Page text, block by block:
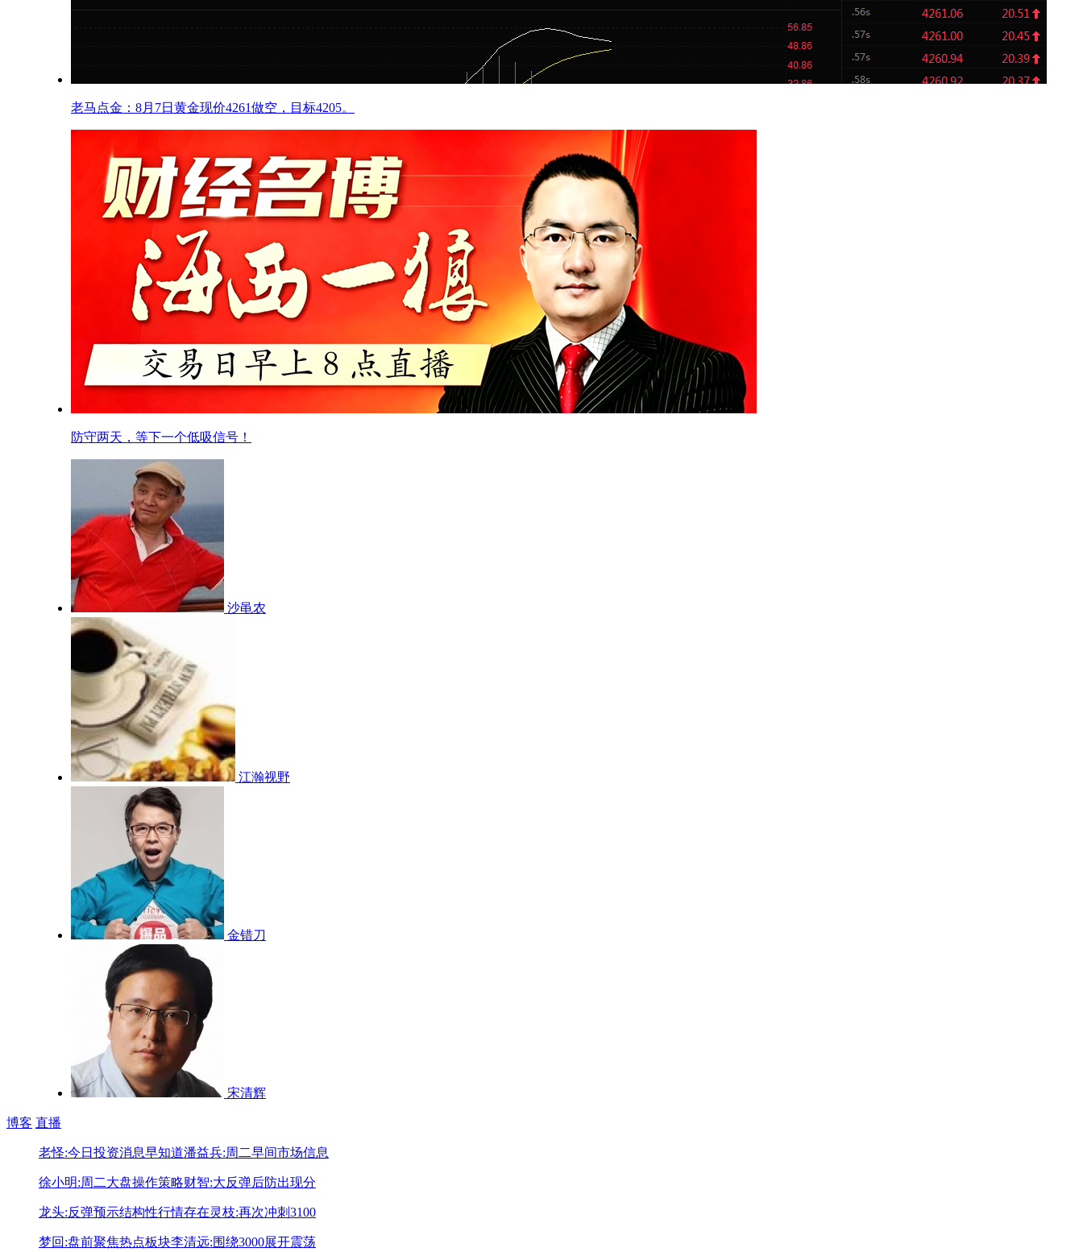
老马点金：8月7日黄金现价4261做空，目标4205。
防守两天，等下一个低吸信号！
沙黾农
江瀚视野
金错刀
宋清辉
博客 直播
老怪:今日投资消息早知道潘益兵:周二早间市场信息
徐小明:周二大盘操作策略财智:大反弹后防出现分
龙头:反弹预示结构性行情存在灵枝:再次冲刺3100
梦回:盘前聚焦热点板块李清远:围绕3000展开震荡